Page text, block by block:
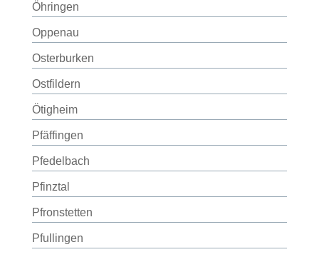
Öhringen
Oppenau
Osterburken
Ostfildern
Ötigheim
Pfäffingen
Pfedelbach
Pfinztal
Pfronstetten
Pfullingen